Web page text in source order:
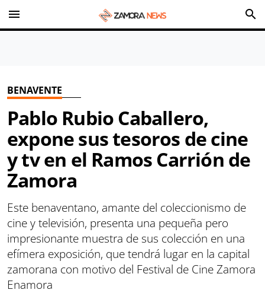
menu search
BENAVENTE
Pablo Rubio Caballero,
expone sus tesoros de cine
y tv en el Ramos Carrión de
Zamora
Este benaventano, amante del coleccionismo de
cine y televisión, presenta una pequeña pero
impresionante muestra de sus colección en una
efímera exposición, que tendrá lugar en la capital
zamorana con motivo del Festival de Cine Zamora
Enamora